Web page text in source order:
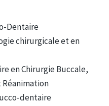
Dentaire
chirurgicale et en
en Chirurgie Buccale,
dentaire